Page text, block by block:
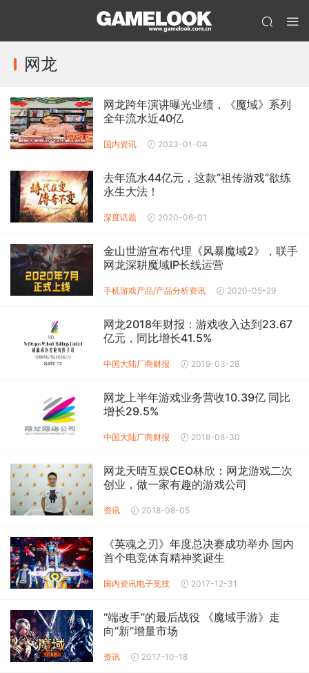
网龙
网龙跨年演讲曝光业绩，《魔域》系列
全年流水近40亿
国内资讯 2023-01-04
去年流水44亿元，这款”祖传游戏”欲练
永生大法！
深度话题 2020-06-01
金山世游宣布代理《风暴魔域2》，联手
网龙深耕魔域IP长线运营
手机游戏产品/产品分析资讯 2020-05-29
网龙2018年财报：游戏收入达到23.67
亿元，同比增长41.5%
中国大陆厂商财报 2019-03-28
网龙上半年游戏业务营收10.39亿 同比
增长29.5%
中国大陆厂商财报 2018-08-30
网龙天晴互娱CEO林欣：网龙游戏二次
创业，做一家有趣的游戏公司
资讯 2018-08-05
《英魂之刃》年度总决赛成功举办 国内
首个电竞体育精神奖诞生
国内资讯电子竞技 2017-12-31
“端改手”的最后战役 《魔域手游》走
向“新”增量市场
资讯 2017-10-18